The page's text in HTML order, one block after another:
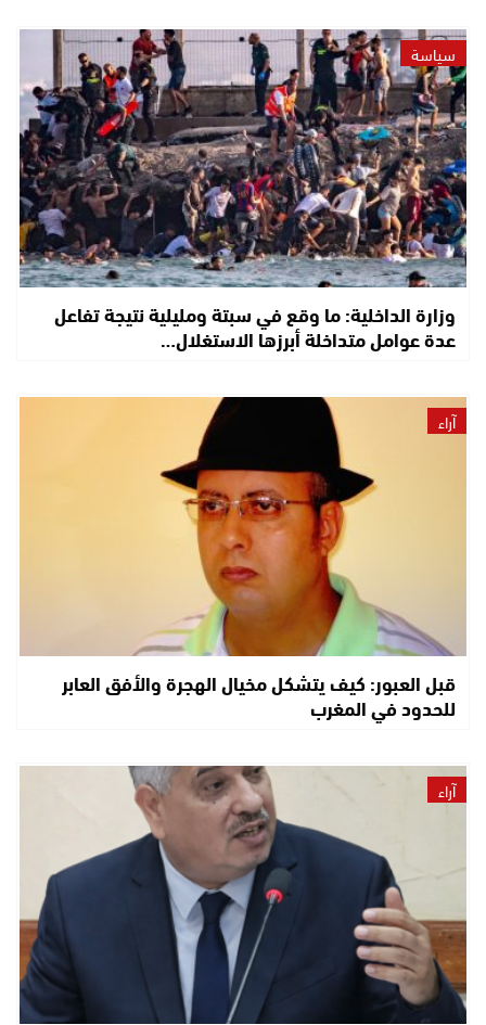
سياسة
وزارة الداخلية: ما وقع في سبتة ومليلية نتيجة تفاعل
عدة عوامل متداخلة أبرزها الاستغلال…
آراء
قبل العبور: كيف يتشكل مخيال الهجرة والأفق العابر
للحدود في المغرب
آراء